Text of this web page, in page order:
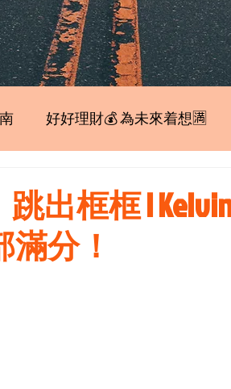
好好理財💰 為未來着想🈵
跳出框框 |
分！